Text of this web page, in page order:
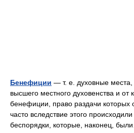
Бенефиции — т. е. духовные
высшего местного духовенства и от
бенефиции, право раздачи которых
часто вследствие этого
беспорядки, которые, наконец,